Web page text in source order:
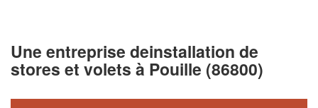
Une entreprise deinstallation de
stores et volets à Pouille (86800)